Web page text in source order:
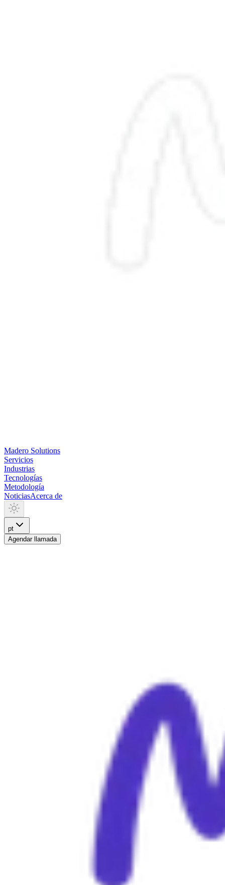
Madero Solutions
Servicios
Industrias
Tecnologías
Metodología
NoticiasAcerca de
pt
Agendar llamada